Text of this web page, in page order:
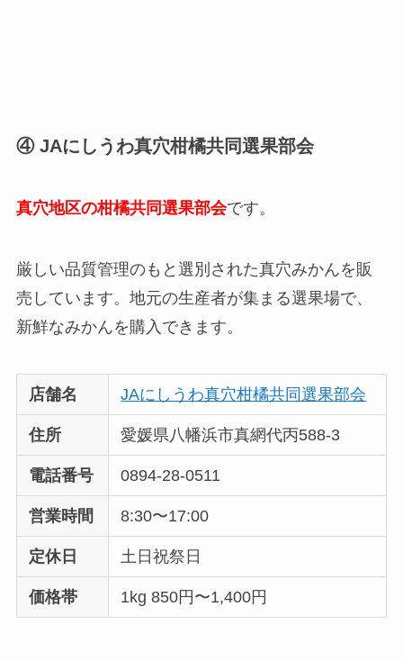
④ JAにしうわ真穴柑橘共同選果部会
真穴地区の柑橘共同選果部会です。
厳しい品質管理のもと選別された真穴みかんを販
売しています。地元の生産者が集まる選果場で、
新鮮なみかんを購入できます。
店舗名 JAにしうわ真穴柑橘共同選果部会
住所 愛媛県八幡浜市真網代丙588-3
電話番号 0894-28-0511
営業時間 8:30〜17:00
定休日 土日祝祭日
価格帯 1kg 850円〜1,400円